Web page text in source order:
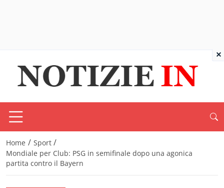
Home / Sport /
Mondiale per Club: PSG in semifinale dopo una agonica
partita contro il Bayern
×